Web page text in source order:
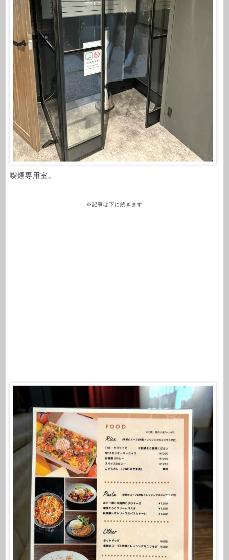
喫煙専用室。
※記事は下に続きます